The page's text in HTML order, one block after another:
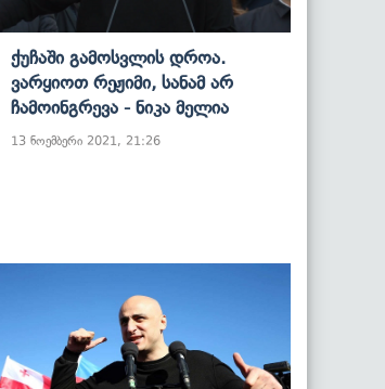
Ქუჩაში Გამოსვლის Დროა.
Ვარყიოთ Რეჟიმი, Სანამ Არ
Ჩამოინგრევა - Ნიკა Მელია
13 ნოემბერი 2021, 21:26